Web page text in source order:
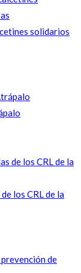
solidarios
los CRL de la